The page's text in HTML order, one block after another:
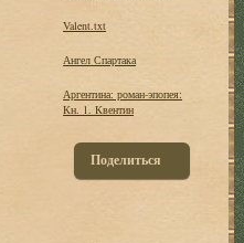
Valent.txt
Ангел Спартака
Аргентина: роман-эпопея:
Кн. 1. Квентин
Поделиться